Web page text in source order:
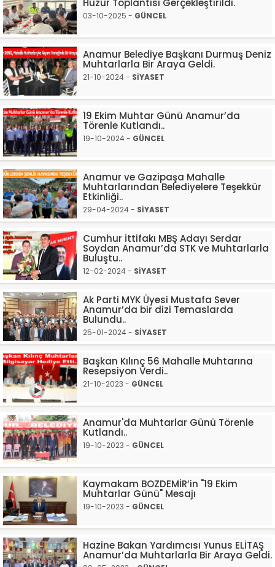
Huzur Toplantısı Gerçekleştirildi.
03-10-2025 - GÜNCEL
Anamur Belediye Başkanı Durmuş Deniz
Muhtarlarla Bir Araya Geldi.
21-10-2024 - SİYASET
19 Ekim Muhtar Günü Anamur’da
Törenle Kutlandı..
19-10-2024 - GÜNCEL
Anamur ve Gazipaşa Mahalle
Muhtarlarından Belediyelere Teşekkür
Etkinliği..
29-04-2024 - SİYASET
Cumhur İttifakı MBŞ Adayı Serdar
Soydan Anamur’da STK ve Muhtarlarla
Buluştu..
12-02-2024 - SİYASET
Ak Parti MYK Üyesi Mustafa Sever
Anamur’da bir dizi Temaslarda
Bulundu..
25-01-2024 - SİYASET
Başkan Kılınç 56 Mahalle Muhtarına
Resepsiyon Verdi..
21-10-2023 - GÜNCEL
Anamur'da Muhtarlar Günü Törenle
Kutlandı..
19-10-2023 - GÜNCEL
Kaymakam BOZDEMİR’in "19 Ekim
Muhtarlar Günü" Mesajı
19-10-2023 - GÜNCEL
Hazine Bakan Yardımcısı Yunus ELİTAŞ
Anamur’da Muhtarlarla Bir Araya Geldi.